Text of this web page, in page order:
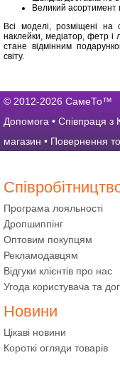
Великий асортимент
Всі моделі, розміщені на
наклейки, медіатор, фетр і
стане відмінним
світу.
© 2012-2026 СамеТо™
Допомога • Співпраця
магазин • Повернення
Програма лояльності
Дропшиппінг
Оптовим покупцям
Рекламодавцям
Відгуки клієнтів про нас
Угода користувача та
Новини
Цікаві новини
Короткі огляди товарів